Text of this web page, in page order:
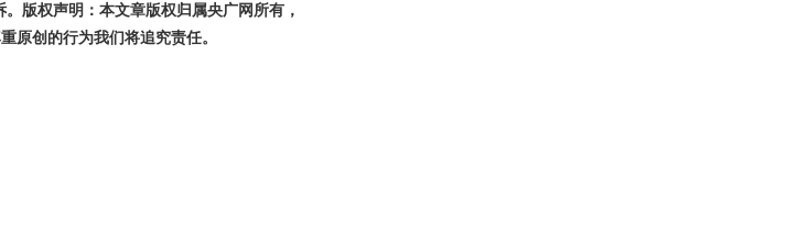
版权声明：本文章版权归属央广网所有，
创的行为我们将追究责任。